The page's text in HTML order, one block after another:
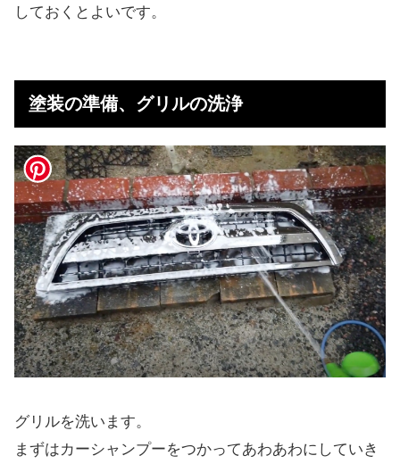
しておくとよいです。
塗装の準備、グリルの洗浄
グリルを洗います。
まずはカーシャンプーをつかってあわあわにしていき